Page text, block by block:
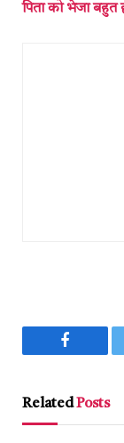
पिता को भेजा बहुत
RelatedPosts